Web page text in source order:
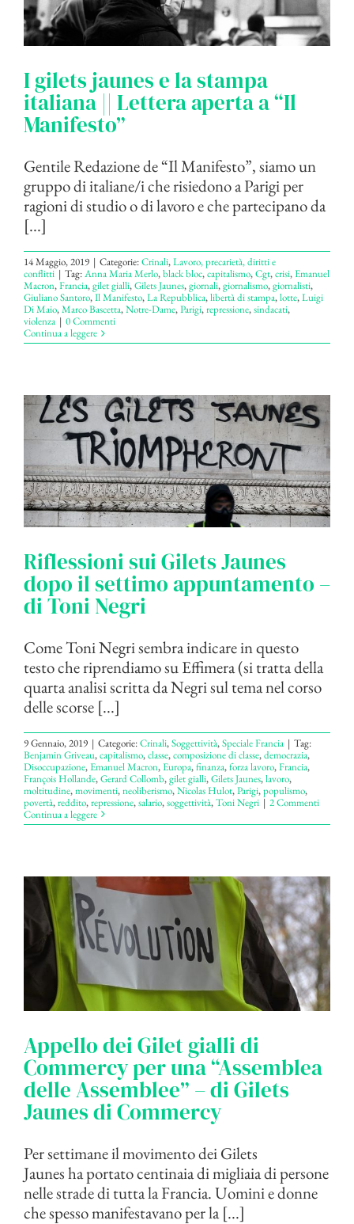
I gilets jaunes e la stampa
italiana || Lettera aperta a “Il
Manifesto”
Gentile Redazione de “Il Manifesto”, siamo un
gruppo di italiane/i che risiedono a Parigi per
ragioni di studio o di lavoro e che partecipano da
[...]
14 Maggio, 2019 | Categorie:Crinali,Lavoro, precarietà, diritti e
conflitti | Tag:Anna Maria Merlo,black bloc,capitalismo,Cgt,crisi,Emanuel
Macron,Francia,gilet gialli,Gilets Jaunes,giornali,giornalismo,giornalisti,
Giuliano Santoro,Il Manifesto,La Repubblica,libertà di stampa,lotte,Luigi
Di Maio,Marco Bascetta,Notre-Dame,Parigi,repressione,sindacati,
violenza | 0 Commenti
Continua a leggere
Riflessioni sui Gilets Jaunes
dopo il settimo appuntamento –
di Toni Negri
Come Toni Negri sembra indicare in questo
testo che riprendiamo su Effimera (si tratta della
quarta analisi scritta da Negri sul tema nel corso
delle scorse [...]
9 Gennaio, 2019 | Categorie:Crinali,Soggettività,Speciale Francia | Tag:
Benjamin Griveau,capitalismo,classe,composizione di classe,democrazia,
Disoccupazione,Emanuel Macron,Europa,finanza,forza lavoro,Francia,
François Hollande,Gerard Collomb,gilet gialli,Gilets Jaunes,lavoro,
moltitudine,movimenti,neoliberismo,Nicolas Hulot,Parigi,populismo,
povertà,reddito,repressione,salario,soggettività,Toni Negri | 2 Commenti
Continua a leggere
Appello dei Gilet gialli di
Commercy per una “Assemblea
delle Assemblee” – di Gilets
Jaunes di Commercy
Per settimane il movimento dei Gilets
Jaunes ha portato centinaia di migliaia di persone
nelle strade di tutta la Francia. Uomini e donne
che spesso manifestavano per la [...]